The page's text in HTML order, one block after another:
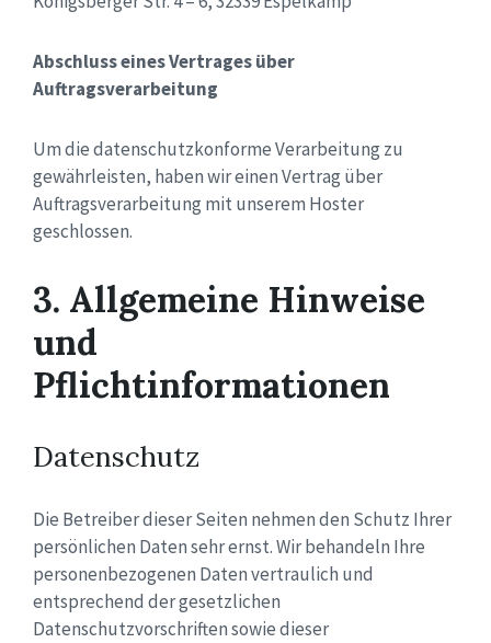
Abschluss eines Vertrages über
Auftragsverarbeitung
Um die datenschutzkonforme Verarbeitung zu
gewährleisten, haben wir einen Vertrag über
Auftragsverarbeitung mit unserem Hoster
geschlossen.
3. Allgemeine Hinweise
und
Pflichtinformationen
Datenschutz
Die Betreiber dieser Seiten nehmen den Schutz Ihrer
persönlichen Daten sehr ernst. Wir behandeln Ihre
personenbezogenen Daten vertraulich und
entsprechend der gesetzlichen
Datenschutzvorschriften sowie dieser